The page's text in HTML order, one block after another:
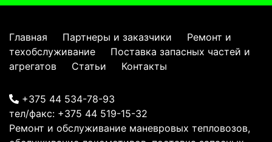
Главная Партнеры и заказчики
Ремонт и
техобслуживание
Поставка запасных частей и
агрегатов
Статьи Контакты
+375 44 534-78-93
тел/факс: +375 44 519-15-32
Ремонт и обслуживание маневровых тепловозов,